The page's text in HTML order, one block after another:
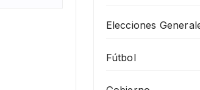
Elecciones
Fútbol